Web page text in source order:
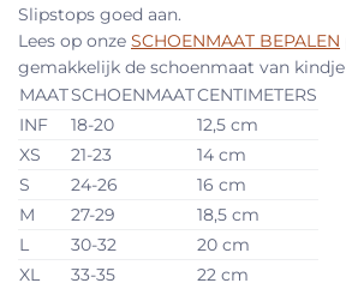
Slipstops goed aan.
Lees op onze SCHOENMAAT BEPALEN
gemakkelijk de schoenmaat van kindje
MAATSCHOENMAATCENTIMETERS
INF
18-20
12,5 cm
XS
21-23
14 cm
S
24-26
16 cm
M
27-29
18,5 cm
L
30-32
20 cm
XL
33-35 22 cm